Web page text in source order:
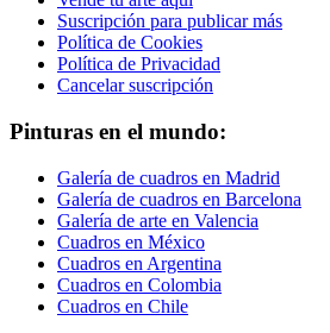
Suscripción para publicar más
Política de Cookies
Política de Privacidad
Cancelar suscripción
Pinturas en el mundo:
Galería de cuadros en Madrid
Galería de cuadros en Barcelona
Galería de arte en Valencia
Cuadros en México
Cuadros en Argentina
Cuadros en Colombia
Cuadros en Chile